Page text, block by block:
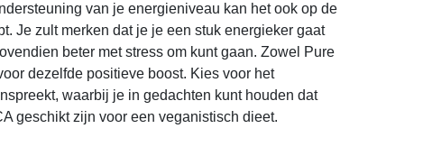
van je energieniveau kan het ook op de
Je zult merken dat je je een stuk energieker gaat
beter met stress om kunt gaan. Zowel Pure
dezelfde positieve boost. Kies voor het
waarbij je in gedachten kunt houden dat
geschikt zijn voor een veganistisch dieet.